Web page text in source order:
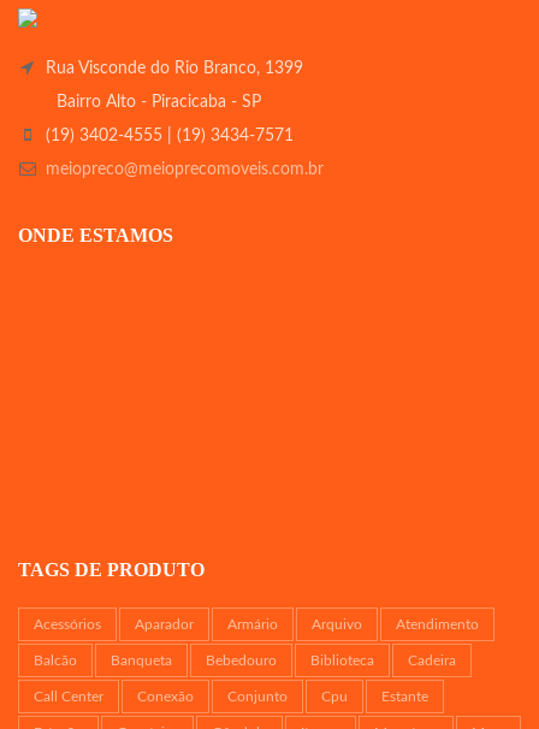
Rua Visconde do Rio Branco, 1399
Bairro Alto - Piracicaba - SP
(19) 3402-4555 | (19) 3434-7571
meiopreco@meioprecomoveis.com.br
ONDE ESTAMOS
TAGS DE PRODUTO
Acessórios Aparador Armário Arquivo Atendimento
Balcão Banqueta Bebedouro Biblioteca Cadeira
Call Center Conexão Conjunto Cpu Estante